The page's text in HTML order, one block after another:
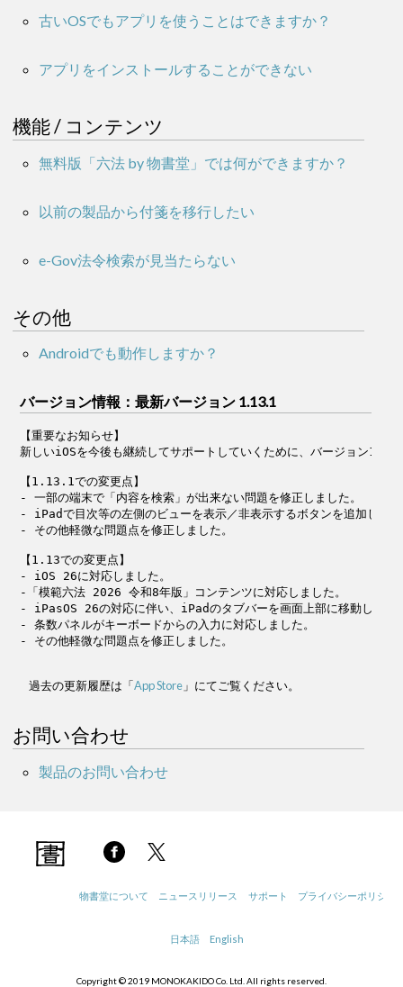
古いOSでもアプリを使うことはできますか？
アプリをインストールすることができない
機能 / コンテンツ
無料版「六法 by 物書堂」では何ができますか？
以前の製品から付箋を移行したい
e-Gov法令検索が見当たらない
その他
Androidでも動作しますか？
バージョン情報：最新バージョン 1.13.1
【重要なお知らせ】
新しいiOSを今後も継続してサポートしていくために、バージョン
【1.13.1での変更点】
- 一部の端末で「内容を検索」が出来ない問題を修正しました。
- iPadで目次等の左側のビューを表示／非表示するボタンを追加しま
- その他軽微な問題点を修正しました。
【1.13での変更点】
- iOS 26に対応しました。
-「模範六法 2026 令和8年版」コンテンツに対応しました。
- iPasOS 26の対応に伴い、iPadのタブバーを画面上部に移動しまし
- 条数パネルがキーボードからの入力に対応しました。
- その他軽微な問題点を修正しました。
過去の更新履歴は「App Store 」にてご覧ください。
お問い合わせ
製品のお問い合わせ
物書堂について ニュースリリース サポート プライバシーポリシー
日本語 English
Copyright © 2019 MONOKAKIDO Co. Ltd. All rights reserved.